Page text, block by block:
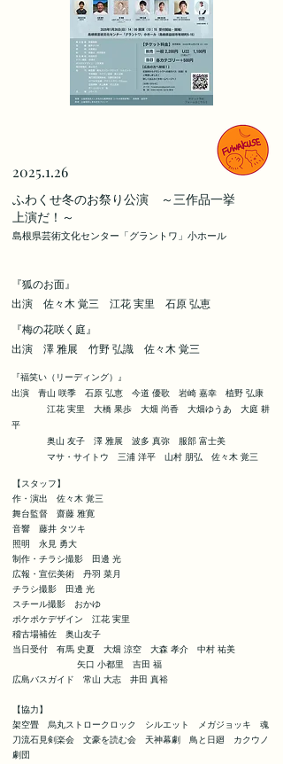
2025.1.26
​ふわくせ冬のお祭り公演 ～三作品一挙
上演だ！～
島根県芸術文化センター「グラントワ」小ホール
​『狐のお面』
出演 佐々木 覚三 江花 実里 ​ 石原 弘恵
​『梅の花咲く庭』
出演 澤 雅展 竹野 弘識 ​ 佐々木 覚三
​『福笑い（リーディング）』
出演 青山 咲季 石原 弘恵 今道 優歌 岩崎 嘉幸 植野 弘康
江花 実里 大橋 果歩 大畑 尚香 大畑ゆうあ 大庭 耕
平
奥山 友子 澤 雅展 波多 真弥 服部 富士美
​ マサ・サイトウ 三浦 洋平 山村 朋弘 佐々木 覚三
【スタッフ】
作・演出 佐々木 覚三
舞台監督 齋藤 雅寛
音響 藤井 タツキ
照明 永見 勇大
制作・チラシ撮影 田邊 光
広報・宣伝美術 丹羽 菜月
チラシ撮影 田邊 光
スチール撮影 おかゆ
ポケポケデザイン 江花 実里
稽古場補佐 奥山友子
当日受付 有馬 史夏 大畑 涼空 大森 孝介 中村 祐美
矢口 小都里 吉田 福
広島バスガイド 常山 大志 井田 真裕
【協力】
架空畳 烏丸ストロークロック シルエット メガジョッキ 魂
刀流石見剣楽会 文豪を読む会 天神幕劇 鳥と日廻 カクウノ
劇団